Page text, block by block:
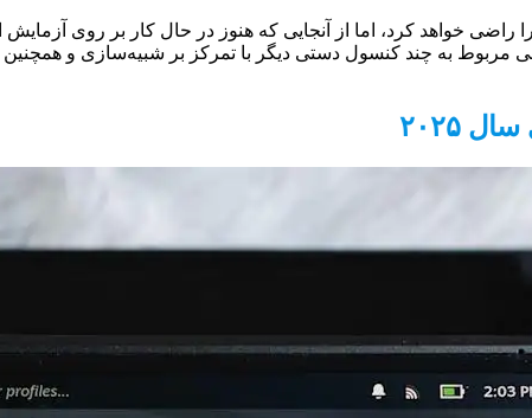
خواهد کرد، اما از آنجایی که هنوز در حال کار بر روی
۲۰۲۵